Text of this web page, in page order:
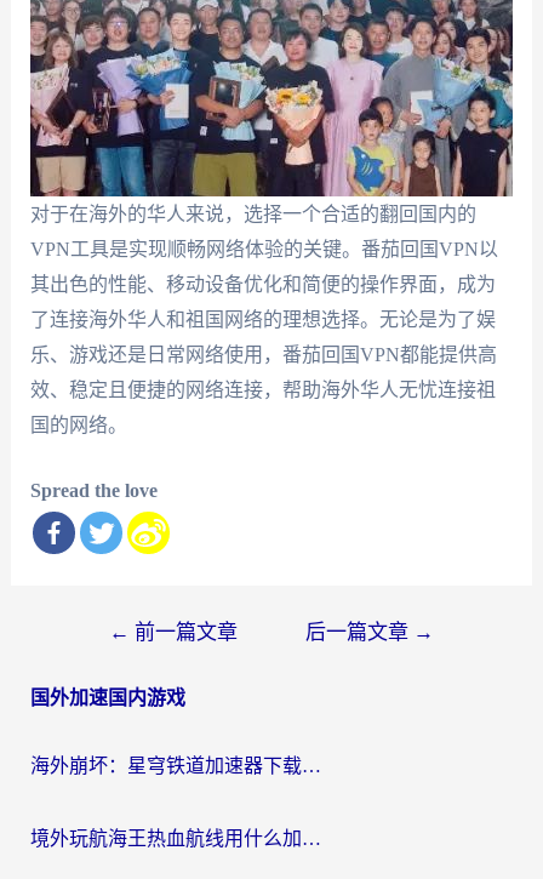
对于在海外的华人来说，选择一个合适的翻回国内的
VPN工具是实现顺畅网络体验的关键。番茄回国VPN以
其出色的性能、移动设备优化和简便的操作界面，成为
了连接海外华人和祖国网络的理想选择。无论是为了娱
乐、游戏还是日常网络使用，番茄回国VPN都能提供高
效、稳定且便捷的网络连接，帮助海外华人无忧连接祖
国的网络。
Spread the love
导
← 前一篇文章 后一篇文章 →
国外加速国内游戏
海外崩坏：星穹铁道加速器下载安装：一份给游子的终极网络指南
境外玩航海王热血航线用什么加速器？2026海外玩家实测最优方案（附欧洲问道堡垒前线加速技巧）